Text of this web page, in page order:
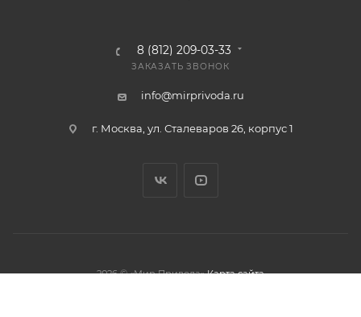
8 (812) 209-03-33
ЗАКАЗАТЬ ЗВОНОК
info@mirprivoda.ru
г. Москва, ул. Сталеваров 26, корпус 1
2026 © «Мир Привода» Карта сайта